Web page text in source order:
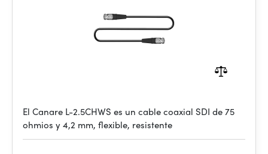
El Canare L-2.5CHWS es un cable coaxial SDI de 75
ohmios y 4,2 mm, flexible, resistente